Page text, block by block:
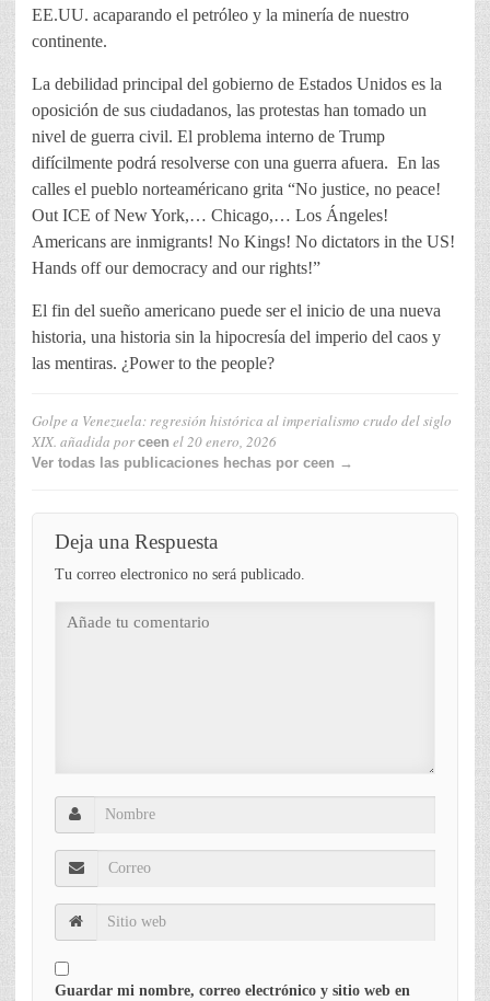
EE.UU. acaparando el petróleo y la minería de nuestro
continente.
La debilidad principal del gobierno de Estados Unidos es la
oposición de sus ciudadanos, las protestas han tomado un
nivel de guerra civil. El problema interno de Trump
difícilmente podrá resolverse con una guerra afuera. En las
calles el pueblo norteaméricano grita “No justice, no peace!
Out ICE of New York,… Chicago,… Los Ángeles!
Americans are inmigrants! No Kings! No dictators in the US!
Hands off our democracy and our rights!”
El fin del sueño americano puede ser el inicio de una nueva
historia, una historia sin la hipocresía del imperio del caos y
las mentiras. ¿Power to the people?
Golpe a Venezuela: regresión histórica al imperialismo crudo del siglo
XIX. añadida por ceen el20 enero, 2026
Ver todas las publicaciones hechas por ceen →
Deja una Respuesta
Tu correo electronico no será publicado.
Guardar mi nombre, correo electrónico y sitio web en